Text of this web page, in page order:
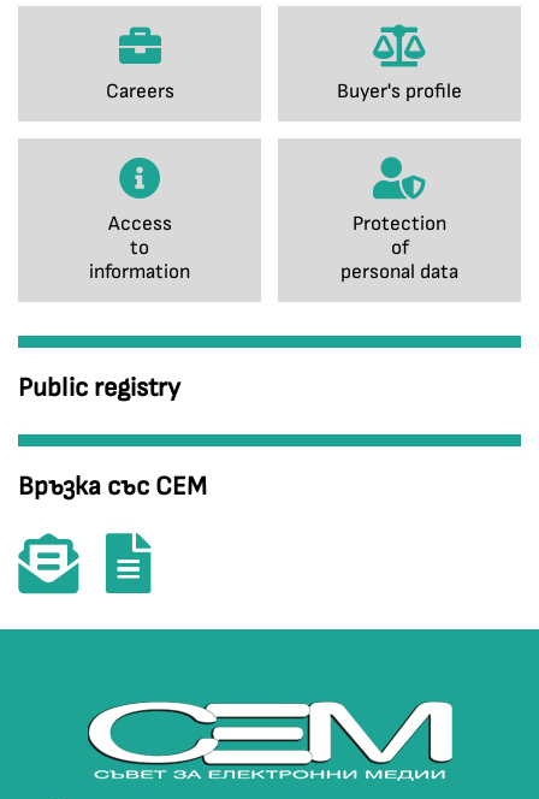
Careers Buyer's profile
Access
to
information
Protection
of
personal data
Public registry
Връзка със СЕМ